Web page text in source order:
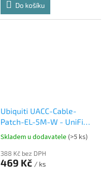
Do košíku
Ubiquiti UACC-Cable-
Patch-EL-5M-W - UniFi
Etherlighting Patch kabel
Skladem u dodavatele (>5 ks)
388 Kč bez DPH
469 Kč / ks